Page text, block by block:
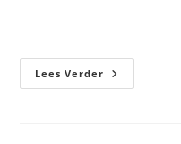
Lees Verder Dhlpnl